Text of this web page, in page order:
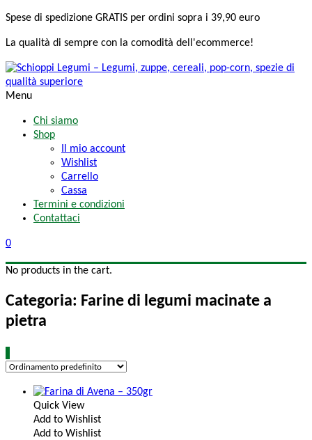
Spese di spedizione GRATIS per ordini sopra i 39,90 euro
La qualità di sempre con la comodità dell'ecommerce!
Menu
Chi siamo
Shop
Il mio account
Wishlist
Carrello
Cassa
Termini e condizioni
Contattaci
0
No products in the cart.
Categoria: Farine di legumi macinate a
pietra
Quick View
Add to Wishlist
Add to Wishlist